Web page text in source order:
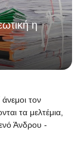
η
τον
τα μελτέμια,
Άνδρου -